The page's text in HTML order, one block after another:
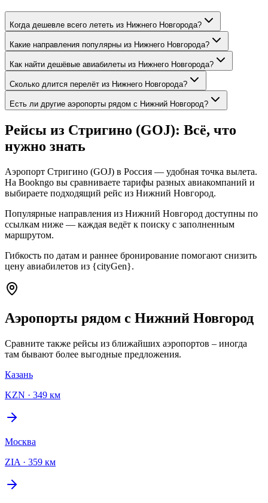
Когда дешевле всего лететь из Нижнего Новгорода?
Какие направления популярны из Нижнего Новгорода?
Как найти дешёвые авиабилеты из Нижнего Новгорода?
Сколько длится перелёт из Нижнего Новгорода?
Есть ли другие аэропорты рядом с Нижний Новгород?
Рейсы из Стригино (GOJ): Всё, что
нужно знать
Аэропорт Стригино (GOJ) в Россия — удобная точка вылета.
На Bookngo вы сравниваете тарифы разных авиакомпаний и
выбираете подходящий рейс из Нижний Новгород.
Популярные направления из Нижний Новгород доступны по
ссылкам ниже — каждая ведёт к поиску с заполненным
маршрутом.
Гибкость по датам и раннее бронирование помогают снизить
цену авиабилетов из {cityGen}.
Аэропорты рядом с Нижний Новгород
Сравните также рейсы из ближайших аэропортов – иногда
там бывают более выгодные предложения.
Казань
KZN · 349 км
Москва
ZIA · 359 км